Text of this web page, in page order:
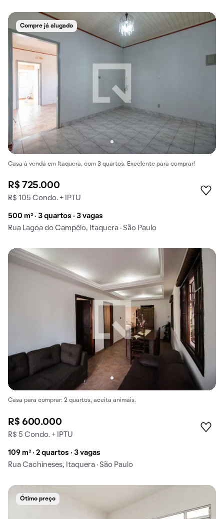
Compre já alugado
Casa à venda em Itaquera, com 3 quartos. Excelente para comprar!
R$ 725.000
R$ 105 Condo. + IPTU
500 m² · 3 quartos · 3 vagas
Rua Lagoa do Campêlo, Itaquera · São Paulo
Casa para comprar: 2 quartos, aceita animais.
R$ 600.000
R$ 5 Condo. + IPTU
109 m² · 2 quartos · 3 vagas
Rua Cachineses, Itaquera · São Paulo
Ótimo preço